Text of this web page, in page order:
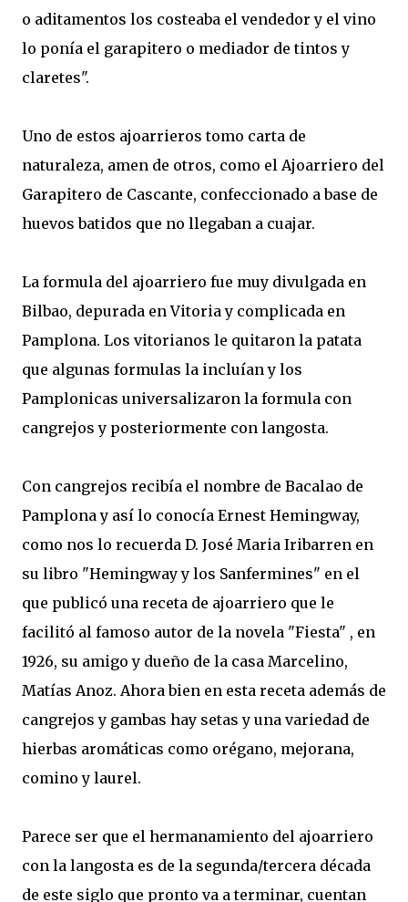
o aditamentos los costeaba el vendedor y el vino
lo ponía el garapitero o mediador de tintos y
claretes".
Uno de estos ajoarrieros tomo carta de
naturaleza, amen de otros, como el Ajoarriero del
Garapitero de Cascante, confeccionado a base de
huevos batidos que no llegaban a cuajar.
La formula del ajoarriero fue muy divulgada en
Bilbao, depurada en Vitoria y complicada en
Pamplona. Los vitorianos le quitaron la patata
que algunas formulas la incluían y los
Pamplonicas universalizaron la formula con
cangrejos y posteriormente con langosta.
Con cangrejos recibía el nombre de Bacalao de
Pamplona y así lo conocía Ernest Hemingway,
como nos lo recuerda D. José Maria Iribarren en
su libro "Hemingway y los Sanfermines" en el
que publicó una receta de ajoarriero que le
facilitó al famoso autor de la novela "Fiesta" , en
1926, su amigo y dueño de la casa Marcelino,
Matías Anoz. Ahora bien en esta receta además de
cangrejos y gambas hay setas y una variedad de
hierbas aromáticas como orégano, mejorana,
comino y laurel.
Parece ser que el hermanamiento del ajoarriero
con la langosta es de la segunda/tercera década
de este siglo que pronto va a terminar, cuentan